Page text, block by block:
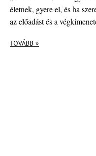
életnek, gyere el, és ha
az előadást és a
TOVÁBB »